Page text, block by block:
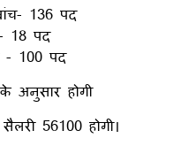
136 पद
18 पद
- 100 पद
अनुसार होगी
56100 होगी।